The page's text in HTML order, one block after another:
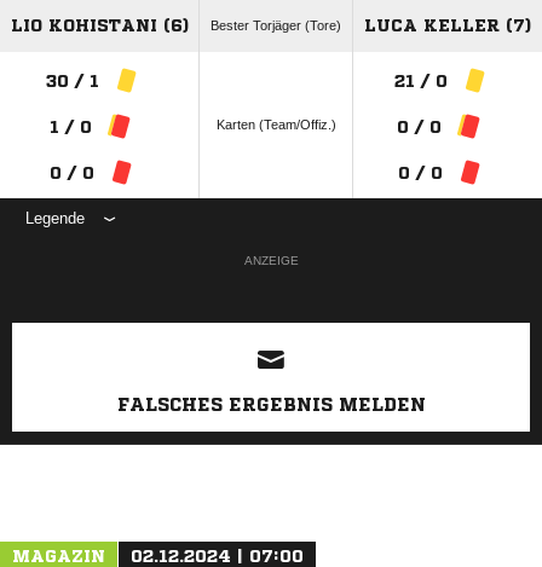
LIO KOHISTANI (6) Bester Torjäger (Tore) LUCA KELLER (7)
30 / 1
1 / 0
0 / 0
Karten (Team/Offiz.)
21 / 0
0 / 0
0 / 0
Legende
ANZEIGE
FALSCHES ERGEBNIS MELDEN
MAGAZIN 02.12.2024 | 07:00